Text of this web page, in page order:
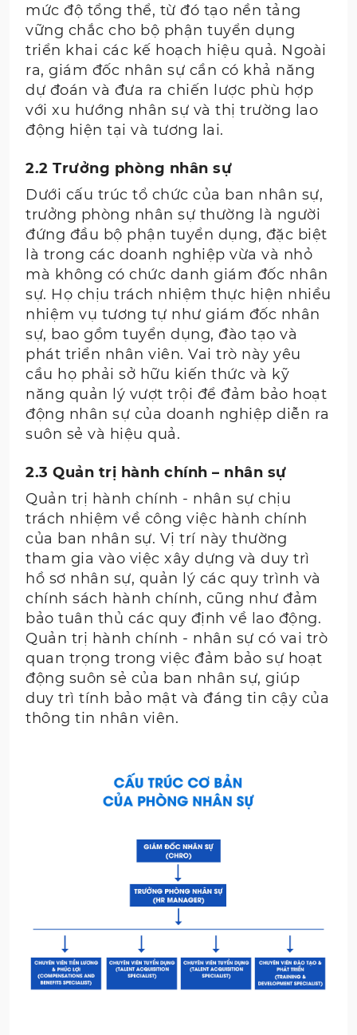
mức độ tổng thể, từ đó tạo nền tảng
vững chắc cho bộ phận tuyển dụng
triển khai các kế hoạch hiệu quả. Ngoài
ra, giám đốc nhân sự cần có khả năng
dự đoán và đưa ra chiến lược phù hợp
với xu hướng nhân sự và thị trường lao
động hiện tại và tương lai.
2.2 Trưởng phòng nhân sự
Dưới cấu trúc tổ chức của ban nhân sự,
trưởng phòng nhân sự thường là người
đứng đầu bộ phận tuyển dụng, đặc biệt
là trong các doanh nghiệp vừa và nhỏ
mà không có chức danh giám đốc nhân
sự. Họ chịu trách nhiệm thực hiện nhiều
nhiệm vụ tương tự như giám đốc nhân
sự, bao gồm tuyển dụng, đào tạo và
phát triển nhân viên. Vai trò này yêu
cầu họ phải sở hữu kiến thức và kỹ
năng quản lý vượt trội để đảm bảo hoạt
động nhân sự của doanh nghiệp diễn ra
suôn sẻ và hiệu quả.
2.3 Quản trị hành chính – nhân sự
Quản trị hành chính - nhân sự chịu
trách nhiệm về công việc hành chính
của ban nhân sự. Vị trí này thường
tham gia vào việc xây dựng và duy trì
hồ sơ nhân sự, quản lý các quy trình và
chính sách hành chính, cũng như đảm
bảo tuân thủ các quy định về lao động.
Quản trị hành chính - nhân sự có vai trò
quan trọng trong việc đảm bảo sự hoạt
động suôn sẻ của ban nhân sự, giúp
duy trì tính bảo mật và đáng tin cậy của
thông tin nhân viên.